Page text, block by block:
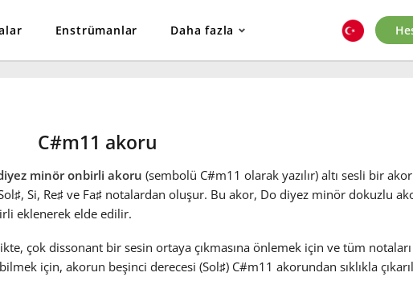
Enstrümanlar Daha fazla
C#m11 akoru
minör onbirli akoru (sembolü C#m11 olarak yazılır) altı sesli bir
♯, Si, Re♯ve Fa♯notalardan oluşur. Bu akor, Do diyez minör dokuzlu
eklenerek elde edilir.
çok dissonant bir sesin ortaya çıkmasına önlemek için ve tüm notaları
için, akorun beşinci derecesi (Sol♯) C#m11 akorundan sıklıkla